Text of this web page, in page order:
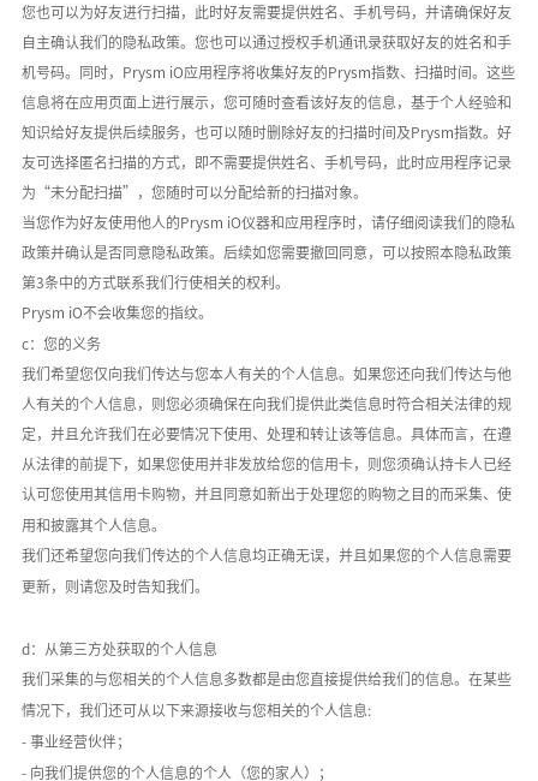
您也可以为好友进行扫描，此时好友需要提供姓名、手机号码，并请确保好友
自主确认我们的隐私政策。您也可以通过授权手机通讯录获取好友的姓名和手
机号码。同时， Prysm iO应用程序将收集好友的Prysm指数、扫描时间。这些
信息将在应用页面上进行展示，您可随时查看该好友的信息，基于个人经验和
知识给好友提供后续服务，也可以随时删除好友的扫描时间及Prysm指数。好
友可选择匿名扫描的方式，即不需要提供姓名、手机号码，此时应用程序记录
为 “未分配扫描” ，您随时可以分配给新的扫描对象。
当您作为好友使用他人的Prysm iO仪器和应用程序时，请仔细阅读我们的隐私
政策并确认是否同意隐私政策。 后续如您需要撤回同意，可以按照本隐私政策
第3条中的方式联系我们行使相关的权利。
Prysm iO不会收集您的指纹。
c：您的义务
我们希望您仅向我们传达与您本人有关的个人信息。如果您还向我们传达与他
人有关的个人信息，则您必须确保在向我们提供此类信息时符合相关法律的规
定，并且允许我们在必要情况下使用、处理和转让该等信息。具体而言，在遵
从法律的前提下，如果您使用并非发放给您的信用卡，则您须确认持卡人已经
认可您使用其信用卡购物，并且同意如新出于处理您的购物之目的而采集、使
用和披露其个人信息。
我们还希望您向我们传达的个人信息均正确无误，并且如果您的个人信息需要
更新，则请您及时告知我们。
d：从第三方处获取的个人信息
我们采集的与您相关的个人信息多数都是由您直接提供给我们的信息。在某些
情况下，我们还可从以下来源接收与您相关的个人信息 :
- 事业经营伙伴；
- 向我们提供您的个人信息的个人（您的家人）；